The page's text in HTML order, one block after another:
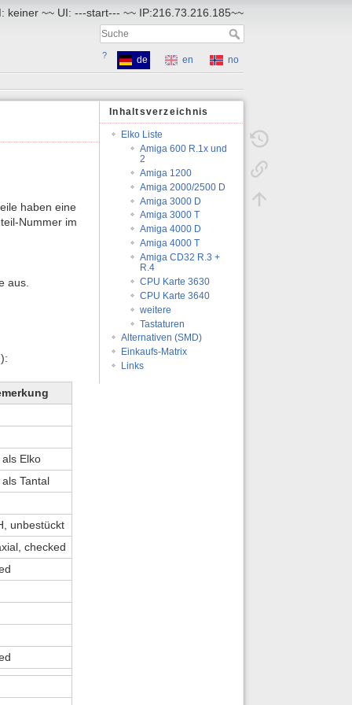
keiner ~~ UI: ---start--- ~~ IP:216.73.216.185~~
? de en
no
Inhaltsverzeichnis
Elko Liste
Amiga 600 R.1x und
2
Amiga 1200
Amiga 2000/2500 D
Amiga 3000 D
Amiga 3000 T
Amiga 4000 D
Amiga 4000 T
Amiga CD32 R.3 +
R.4
CPU Karte 3630
CPU Karte 3640
weitere
Tastaturen
Alternativen (SMD)
Einkaufs-Matrix
Links
haben eine
Nummer im
aus.
Elko
Tantal
unbestückt
checked